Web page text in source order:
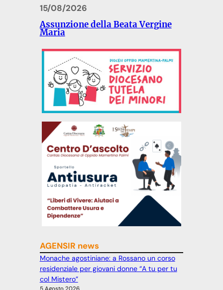
15/08/2026
Assunzione della Beata Vergine
Maria
AGENSIR news
Monache agostiniane: a Rossano un corso
residenziale per giovani donne “A tu per tu
col Mistero”